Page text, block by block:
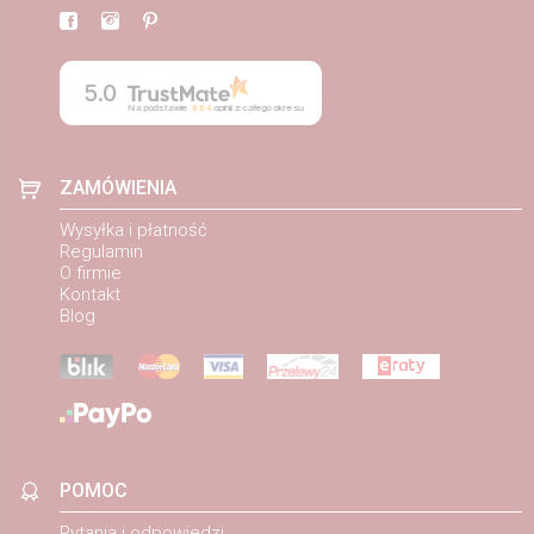
5.0
Na podstawie 884opinii z całego okresu
ZAMÓWIENIA
Wysyłka i płatność
Regulamin
O firmie
Kontakt
Blog
POMOC